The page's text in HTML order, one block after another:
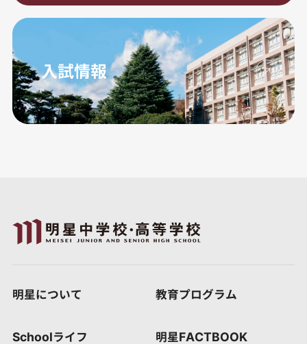
入試情報
明星について 教育プログラム
Schoolライフ 明星FACTBOOK